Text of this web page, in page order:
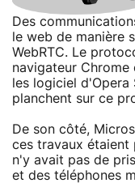
Des
le web de manière
WebRTC. Le
navigateur Chrome
les logiciel
planchent sur ce
De son côté,
ces travaux étaient
n'y avait pas de
et des téléphones